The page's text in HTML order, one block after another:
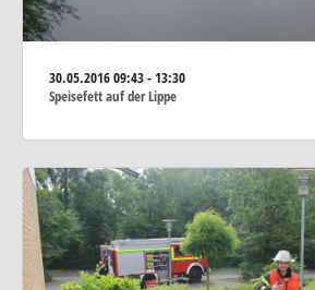
30.05.201609:43 - 13:30
Speisefett auf der Lippe